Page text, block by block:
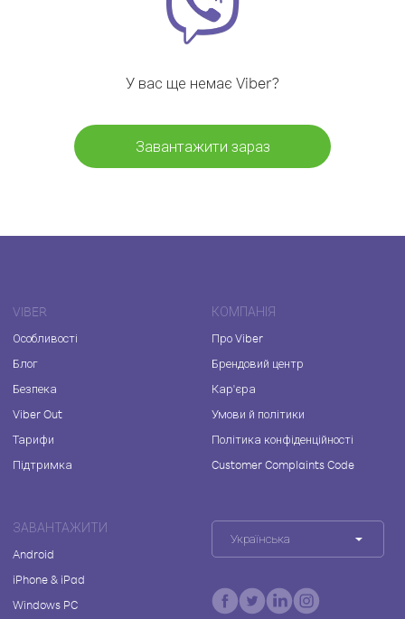
У вас ще немає Viber?
Завантажити зараз
VIBER
Особливості
Блог
Безпека
Viber Out
Тарифи
Підтримка
КОМПАНІЯ
Про Viber
Брендовий центр
Кар'єра
Умови й політики
Політика конфіденційності
Customer Complaints Code
ЗАВАНТАЖИТИ
Android
iPhone & iPad
Windows PC
Українська